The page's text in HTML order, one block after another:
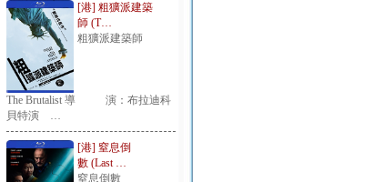
[港] 粗獷派建築
師 (T…
粗獷派建築師
The Brutalist 導 演：布拉迪科
貝特演 …
[港] 窒息倒
數 (Last …
窒息倒數